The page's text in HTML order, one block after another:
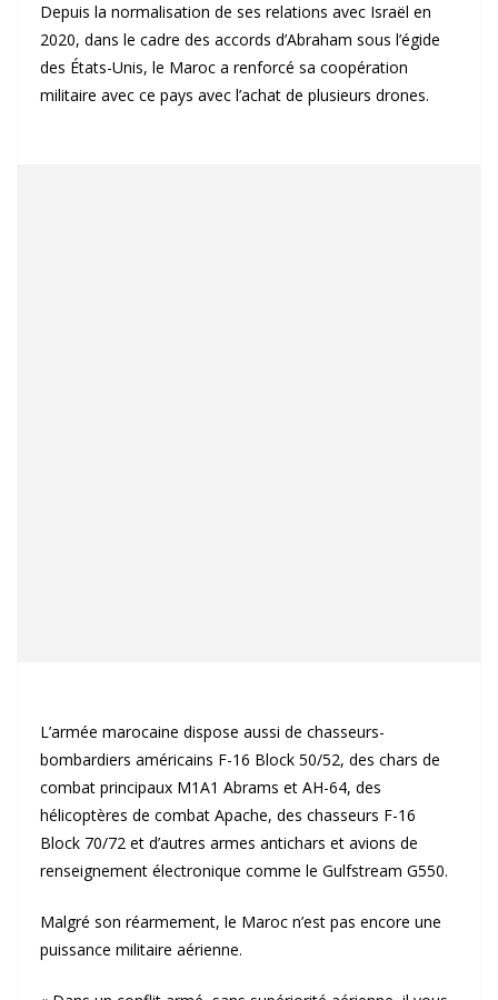
Depuis la normalisation de ses relations avec Israël en
2020, dans le cadre des accords d’Abraham sous l’égide
des États-Unis, le Maroc a renforcé sa coopération
militaire avec ce pays avec l’achat de plusieurs drones.
L’armée marocaine dispose aussi de chasseurs-
bombardiers américains F-16 Block 50/52, des chars de
combat principaux M1A1 Abrams et AH-64, des
hélicoptères de combat Apache, des chasseurs F-16
Block 70/72 et d’autres armes antichars et avions de
renseignement électronique comme le Gulfstream G550.
Malgré son réarmement, le Maroc n’est pas encore une
puissance militaire aérienne.